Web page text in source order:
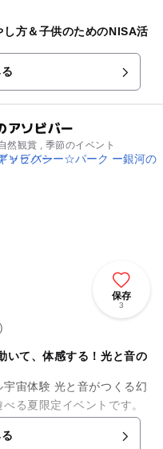
方＆子供のためのNISA活
アソビバー
然観賞 , 季節のイベント
保存
3
いて、体感する！光と音の
宙体験 光と音がつくる幻
る夏限定イベントです。
銀河がテーマの4つのデ